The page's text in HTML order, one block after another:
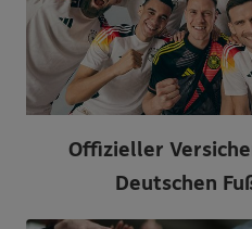
Offizieller
Deutschen